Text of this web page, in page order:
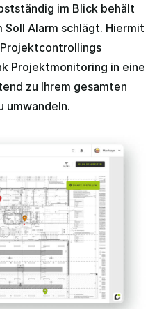
im Blick behält
Soll Alarm schlägt. Hiermit
Projektmonitoring in eine
zu Ihrem gesamten
umwandeln.